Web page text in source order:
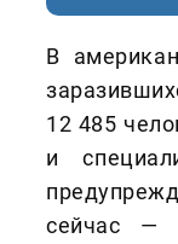
В
12 485
и
сейчас —